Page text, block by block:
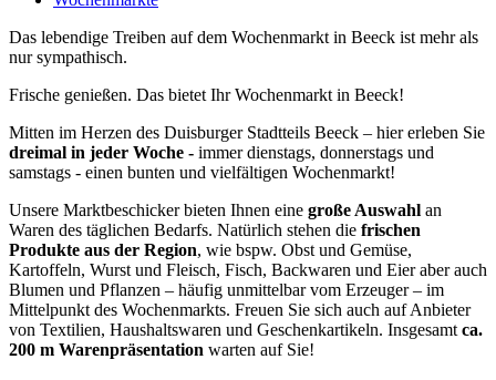
Das lebendige Treiben auf dem Wochenmarkt in Beeck ist mehr als
nur sympathisch.
Frische genießen. Das bietet Ihr Wochenmarkt in Beeck!
Mitten im Herzen des Duisburger Stadtteils Beeck – hier erleben Sie
dreimal in jeder Woche - immer dienstags, donnerstags und
samstags - einen bunten und vielfältigen Wochenmarkt!
Unsere Marktbeschicker bieten Ihnen eine große Auswahl an
Waren des täglichen Bedarfs. Natürlich stehen die frischen
Produkte aus der Region, wie bspw. Obst und Gemüse,
Kartoffeln, Wurst und Fleisch, Fisch, Backwaren und Eier aber auch
Blumen und Pflanzen – häufig unmittelbar vom Erzeuger – im
Mittelpunkt des Wochenmarkts. Freuen Sie sich auch auf Anbieter
von Textilien, Haushaltswaren und Geschenkartikeln. Insgesamt ca.
200 m Warenpräsentation warten auf Sie!